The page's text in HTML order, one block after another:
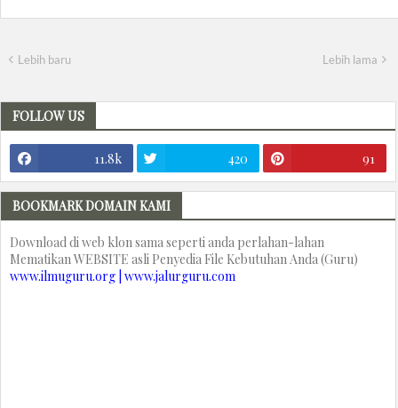
Lebih baru Lebih lama
FOLLOW US
11.8k 420 91
BOOKMARK DOMAIN KAMI
Download di web klon sama seperti anda perlahan-lahan
Mematikan WEBSITE asli Penyedia File Kebutuhan Anda (Guru)
www.ilmuguru.org | www.jalurguru.com